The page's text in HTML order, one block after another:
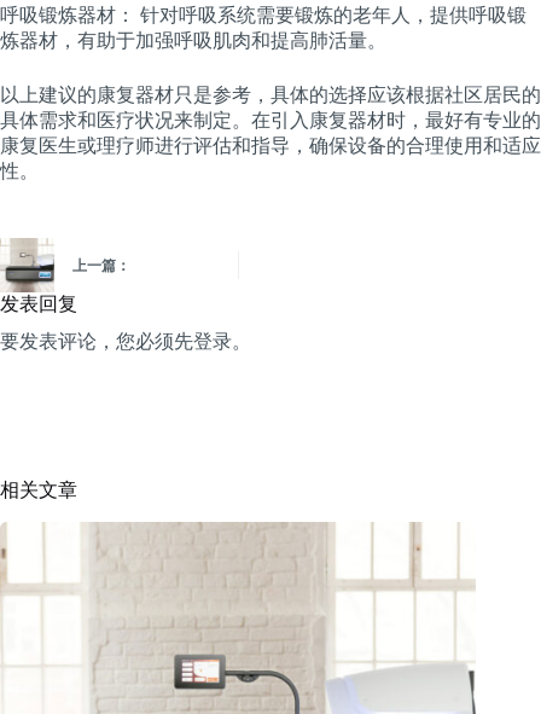
呼吸锻炼器材： 针对呼吸系统需要锻炼的老年人，提供呼吸锻
炼器材，有助于加强呼吸肌肉和提高肺活量。
以上建议的康复器材只是参考，具体的选择应该根据社区居民的
具体需求和医疗状况来制定。在引入康复器材时，最好有专业的
康复医生或理疗师进行评估和指导，确保设备的合理使用和适应
性。
上一篇：
发表回复
要发表评论，您必须先登录。
相关文章